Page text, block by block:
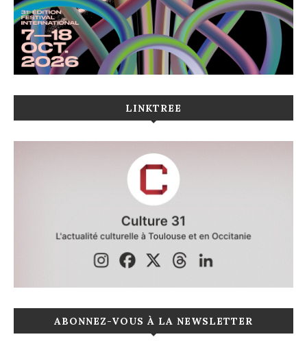
LINKTREE
ABONNEZ-VOUS À LA NEWSLETTER